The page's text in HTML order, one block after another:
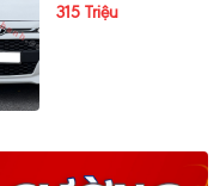
315 Triệu